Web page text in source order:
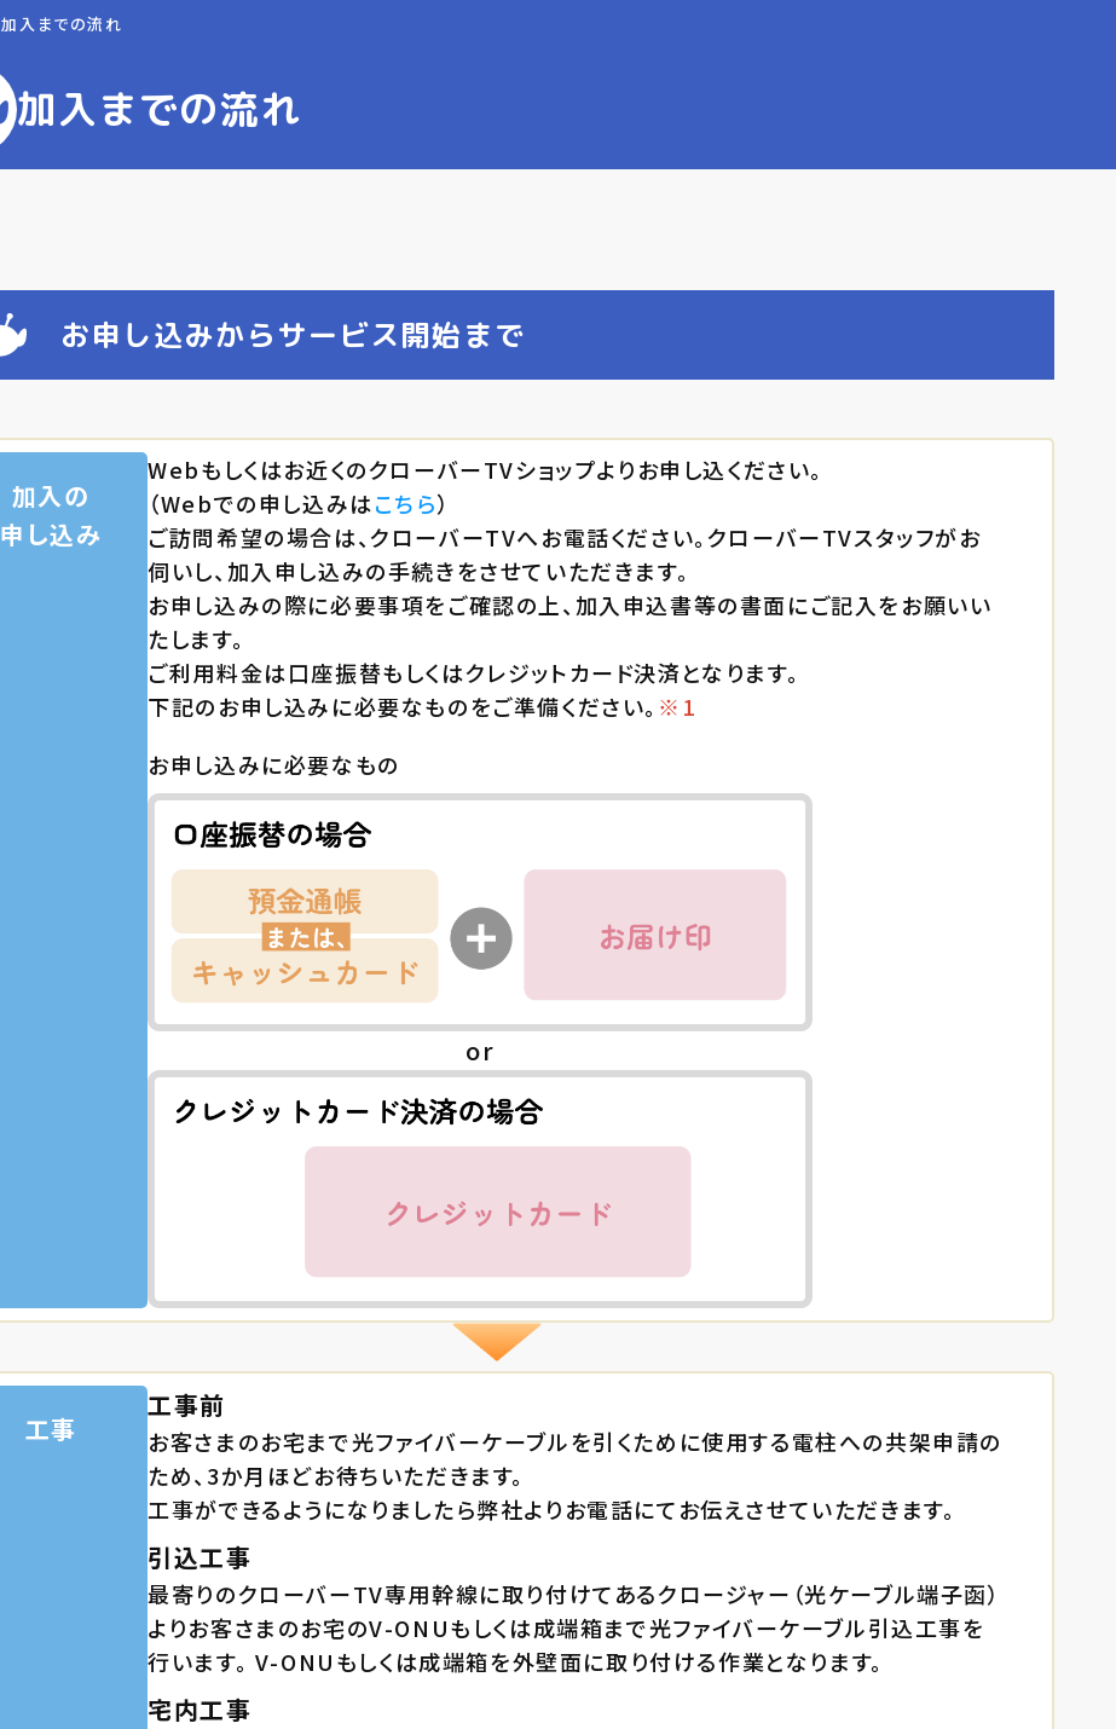
加入までの流れ
加入までの流れ
お申し込みからサービス開始まで
加入の
申し込み
Webもしくはお近くのクローバーTVショップよりお申し込ください。
（Webでの申し込みはこちら）
ご訪問希望の場合は、クローバーTVへお電話ください。クローバーTVスタッフがお
伺いし、加入申し込みの手続きをさせていただきます。
お申し込みの際に必要事項をご確認の上、加入申込書等の書面にご記入をお願いい
たします。
ご利用料金は口座振替もしくはクレジットカード決済となります。
下記のお申し込みに必要なものをご準備ください。 ※1
お申し込みに必要なもの
or
工事
工事前
お客さまのお宅まで光ファイバーケーブルを引くために使用する電柱への共架申請の
ため、3か月ほどお待ちいただきます。
工事ができるようになりましたら弊社よりお電話にてお伝えさせていただきます。
引込工事
最寄りのクローバーTV専用幹線に取り付けてあるクロージャー（光ケーブル端子函）
よりお客さまのお宅のV-ONUもしくは成端箱まで光ファイバーケーブル引込工事を
行います。 V-ONUもしくは成端箱を外壁面に取り付ける作業となります。
宅内工事